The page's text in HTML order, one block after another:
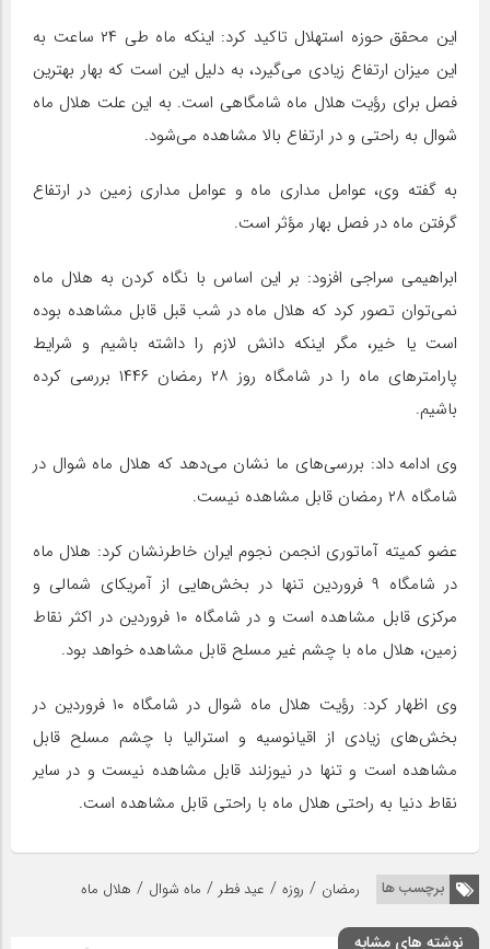
این محقق حوزه استهلال تاکید کرد: اینکه ماه طی ۲۴ ساعت به
این میزان ارتفاع زیادی می‌گیرد، به دلیل این است که بهار بهترین
فصل برای رؤیت هلال ماه شامگاهی است. به این علت هلال ماه
شوال به راحتی و در ارتفاع بالا مشاهده می‌شود.
به گفته وی، عوامل مداری ماه و عوامل مداری زمین در ارتفاع
گرفتن ماه در فصل بهار مؤثر است.
ابراهیمی سراجی افزود: بر این اساس با نگاه کردن به هلال ماه
نمی‌توان تصور کرد که هلال ماه در شب قبل قابل مشاهده بوده
است یا خیر، مگر اینکه دانش لازم را داشته باشیم و شرایط
پارامترهای ماه را در شامگاه روز ۲۸ رمضان ۱۴۴۶ بررسی کرده
باشیم.
وی ادامه داد: بررسی‌های ما نشان می‌دهد که هلال ماه شوال در
شامگاه ۲۸ رمضان قابل مشاهده نیست.
عضو کمیته آماتوری انجمن نجوم ایران خاطرنشان کرد: هلال ماه
در شامگاه ۹ فروردین تنها در بخش‌هایی از آمریکای شمالی و
مرکزی قابل مشاهده است و در شامگاه ۱۰ فروردین در اکثر نقاط
زمین، هلال ماه با چشم غیر مسلح قابل مشاهده خواهد بود.
وی اظهار کرد: رؤیت هلال ماه شوال در شامگاه ۱۰ فروردین در
بخش‌های زیادی از اقیانوسیه و استرالیا با چشم مسلح قابل
مشاهده است و تنها در نیوزلند قابل مشاهده نیست و در سایر
نقاط دنیا به راحتی هلال ماه با راحتی قابل مشاهده است.
برچسب ها رمضان / روزه / عید فطر / ماه شوال / هلال ماه